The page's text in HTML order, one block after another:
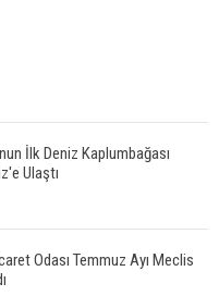
İlk Deniz Kaplumbağası
Ulaştı
Odası Temmuz Ayı Meclis